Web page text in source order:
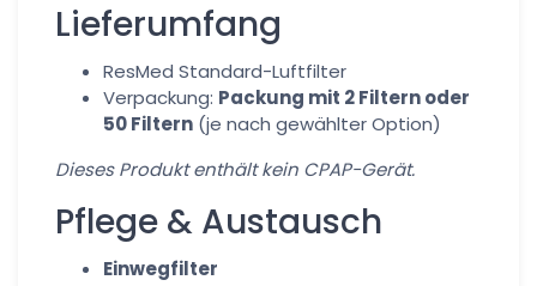
Lieferumfang
ResMed Standard-Luftfilter
Verpackung: Packung mit 2 Filtern oder
50 Filtern (je nach gewählter Option)
Dieses Produkt enthält kein CPAP-Gerät.
Pflege & Austausch
Einwegfilter